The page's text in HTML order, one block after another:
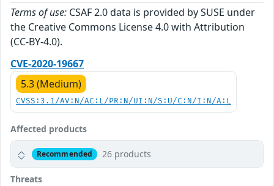
Terms of use: CSAF 2.0 data is provided by SUSE under
the Creative Commons License 4.0 with Attribution
(CC-BY-4.0).
CVE-2020-19667
5.3 (Medium)
CVSS:3.1/AV:N/AC:L/PR:N/UI:N/S:U/C:N/I:N/A:L
Affected products
Recommended 26 products
Threats